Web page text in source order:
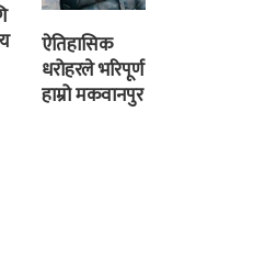
ऐतिहासिक
धरोहरले भरिपूर्ण
हाम्रो मकवानपुर